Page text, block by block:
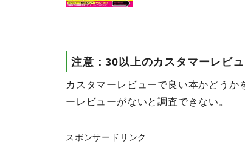
注意：30以上のカスタマーレビ
カスタマーレビューで良い本かどう
ーレビューがないと調査できない。
スポンサードリンク